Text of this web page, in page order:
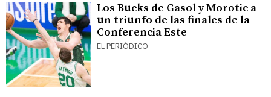
Los Bucks de Gasol y Morotic a
un triunfo de las finales de la
Conferencia Este
EL PERIÓDICO